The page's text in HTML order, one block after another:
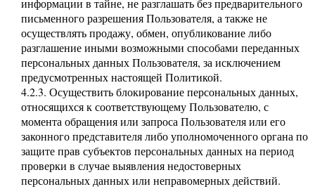
информации в тайне, не разглашать без предварительного
письменного разрешения Пользователя, а также не
осуществлять продажу, обмен, опубликование либо
разглашение иными возможными способами переданных
персональных данных Пользователя, за исключением
предусмотренных настоящей Политикой.
4.2.3. Осуществить блокирование персональных данных,
относящихся к соответствующему Пользователю, с
момента обращения или запроса Пользователя или его
законного представителя либо уполномоченного органа по
защите прав субъектов персональных данных на период
проверки в случае выявления недостоверных
персональных данных или неправомерных действий.